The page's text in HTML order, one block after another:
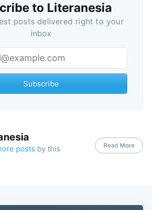
to Literanesia
posts delivered right to your
inbox
Subscribe
posts by this
Read More